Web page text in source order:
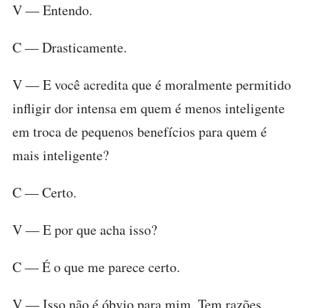
V — Entendo.
C — Drasticamente.
V — E você acredita que é moralmente permitido
infligir dor intensa em quem é menos inteligente
em troca de pequenos benefícios para quem é
mais inteligente?
C — Certo.
V — E por que acha isso?
C — É o que me parece certo.